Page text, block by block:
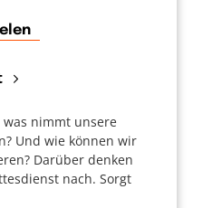
nimmt unsere
Und wie können wir
Darüber denken
nach. Sorgt